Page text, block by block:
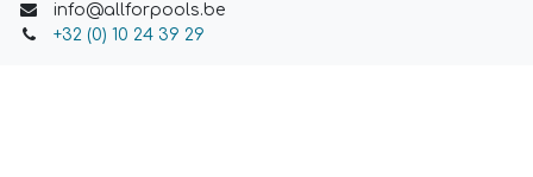
info@allforpools.be
+32 (0) 10 24 39 29